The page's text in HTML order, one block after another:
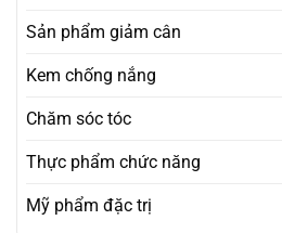
Sản phẩm giảm cân
Kem chống nắng
Chăm sóc tóc
Thực phẩm chức năng
Mỹ phẩm đặc trị